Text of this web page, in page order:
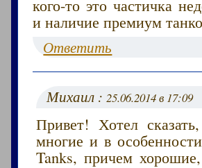
кого-то это частичка
и наличие премиум
Ответить
Михаил :25.06.2014 в 17:09
Привет! Хотел
многие и в
Tanks, причем